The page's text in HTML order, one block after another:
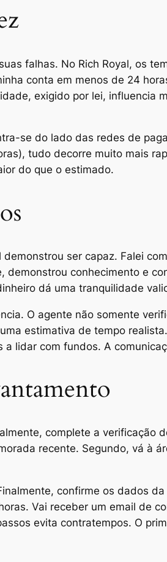
falhas. No Rich Royal, os
conta em menos de 24
exigido por lei, influencia
se do lado das redes de
tudo decorre muito mais
do que o estimado.
ser capaz. Falei
conhecimento e
dá uma tranquilidade
O agente não somente
estimativa de tempo
lidar com fundos. A
complete a verificação
recente. Segundo, vá à
confirme os dados
Vai receber um email de
evita contratempos. O